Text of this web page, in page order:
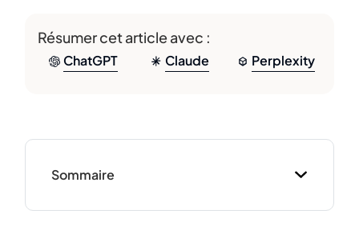
Résumer cet article avec :
ChatGPT Claude Perplexity
Sommaire